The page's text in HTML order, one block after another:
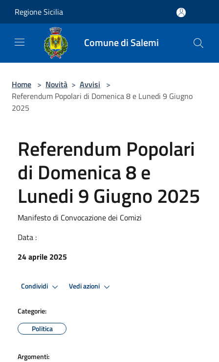
Regione Sicilia
Comune di Salemi
Home > Novità > Avvisi >
Referendum Popolari di Domenica 8 e Lunedi 9 Giugno
2025
Referendum Popolari
di Domenica 8 e
Lunedi 9 Giugno 2025
Manifesto di Convocazione dei Comizi
Data :
24 aprile 2025
Condividi Vedi azioni
Categorie:
Politica
Argomenti: